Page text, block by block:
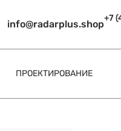
info@radarplus.shop
+7
ПРОЕКТИРОВАНИЕ